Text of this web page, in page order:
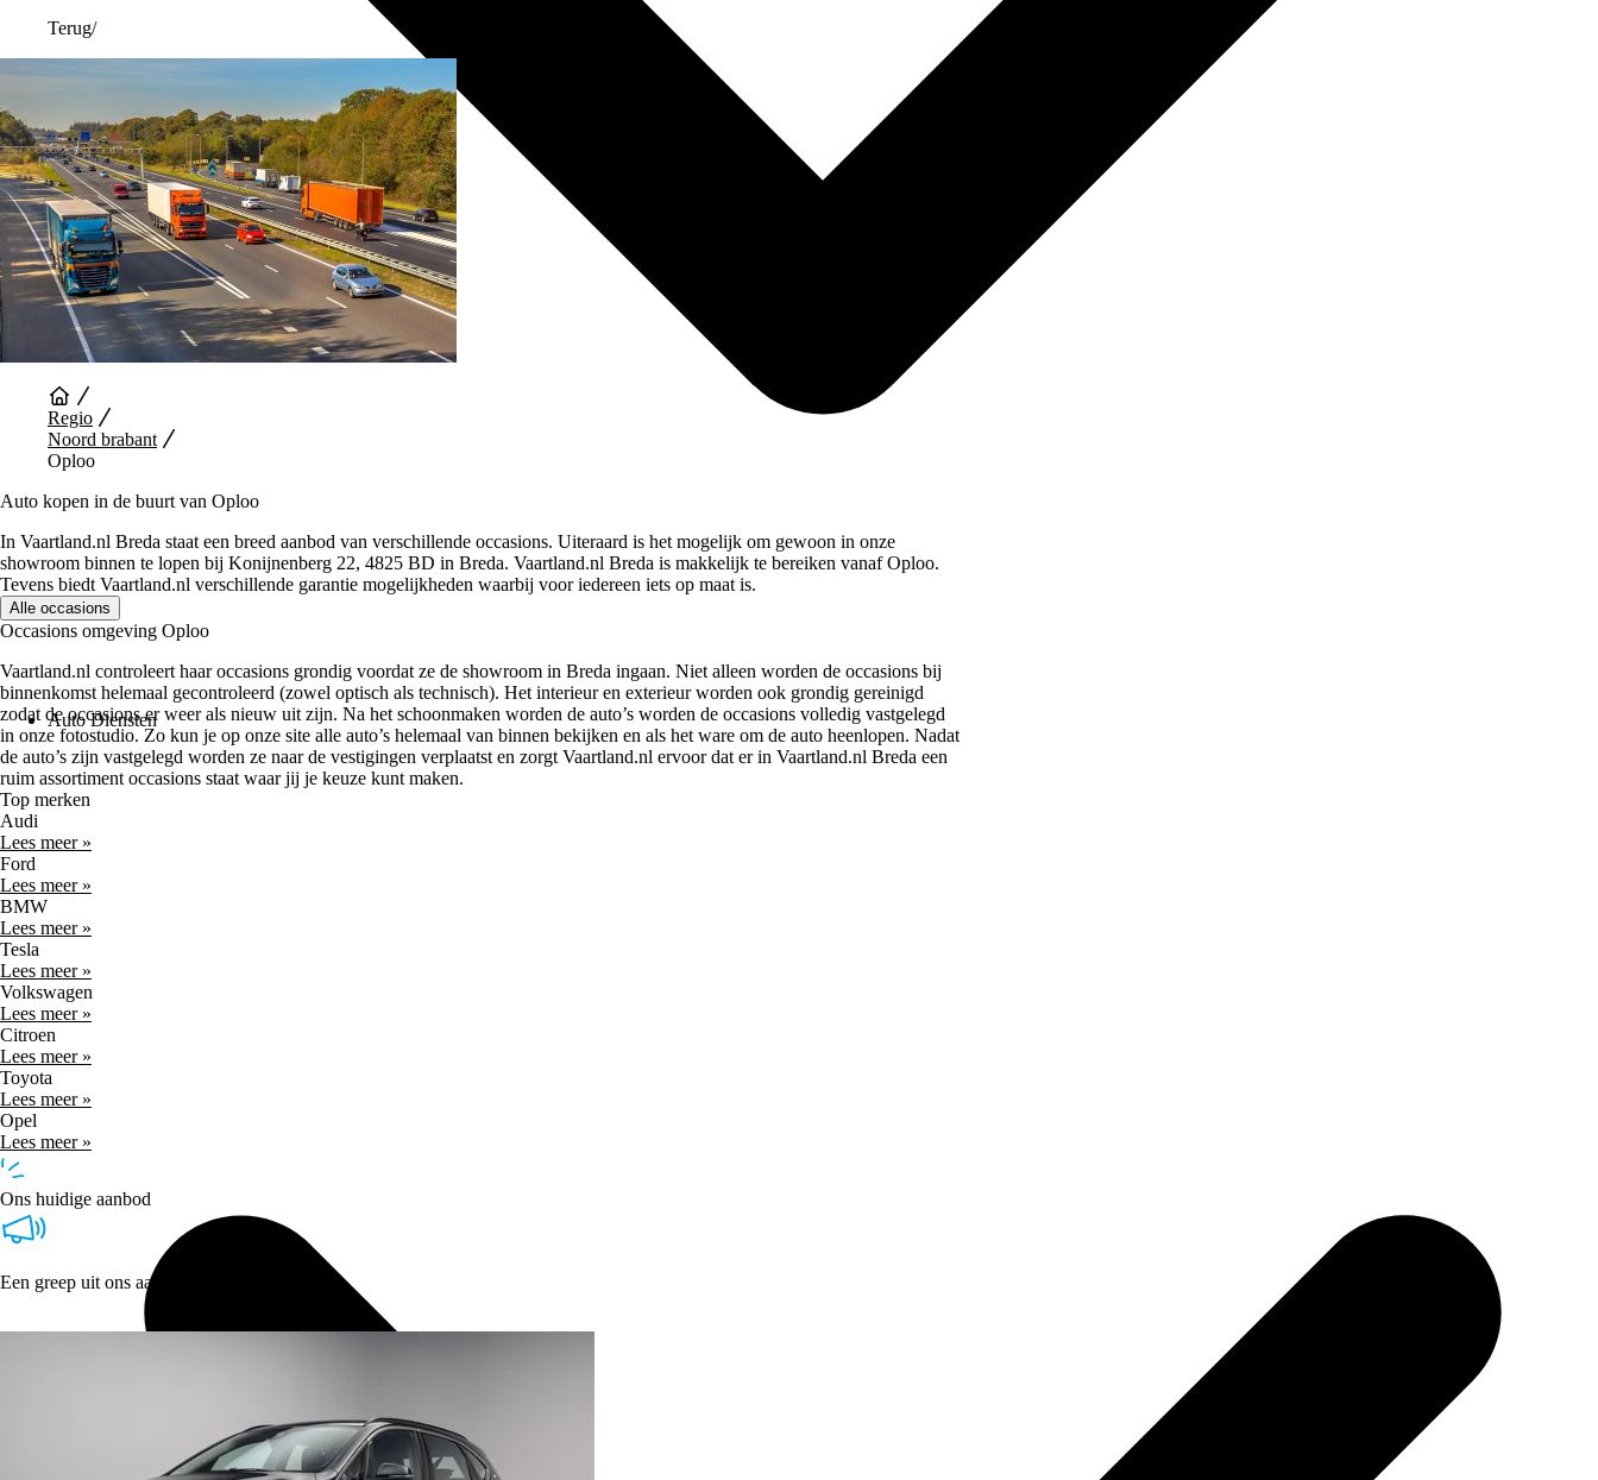
Auto Diensten
Terug/
Regio
Noord brabant
Oploo
Auto kopen in de buurt van Oploo
In Vaartland.nl Breda staat een breed aanbod van verschillende occasions. Uiteraard is het mogelijk om gewoon in onze
showroom binnen te lopen bij Konijnenberg 22, 4825 BD in Breda. Vaartland.nl Breda is makkelijk te bereiken vanaf Oploo.
Tevens biedt Vaartland.nl verschillende garantie mogelijkheden waarbij voor iedereen iets op maat is.
Alle occasions
Occasions omgeving Oploo
Vaartland.nl controleert haar occasions grondig voordat ze de showroom in Breda ingaan. Niet alleen worden de occasions bij
binnenkomst helemaal gecontroleerd (zowel optisch als technisch). Het interieur en exterieur worden ook grondig gereinigd
zodat de occasions er weer als nieuw uit zijn. Na het schoonmaken worden de auto’s worden de occasions volledig vastgelegd
in onze fotostudio. Zo kun je op onze site alle auto’s helemaal van binnen bekijken en als het ware om de auto heenlopen. Nadat
de auto’s zijn vastgelegd worden ze naar de vestigingen verplaatst en zorgt Vaartland.nl ervoor dat er in Vaartland.nl Breda een
ruim assortiment occasions staat waar jij je keuze kunt maken.
Top merken
Audi
Lees meer »
Ford
Lees meer »
BMW
Lees meer »
Tesla
Lees meer »
Volkswagen
Lees meer »
Citroen
Lees meer »
Toyota
Lees meer »
Opel
Lees meer »
Ons huidige aanbod
Een greep uit ons aanbod